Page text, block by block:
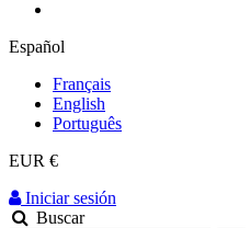
Español
Français
English
Português
EUR €
Iniciar sesión
Buscar